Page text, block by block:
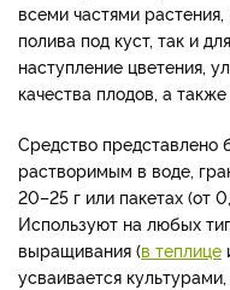
всеми частями
полива под куст, так и
наступление цветения,
качества плодов, а
Средство
растворимым в воде,
20–25 г или пакетах (от
Используют на любых
выращивания (в теплице
усваивается